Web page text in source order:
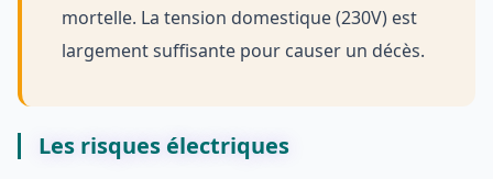
mortelle. La tension domestique (230V) est
largement suffisante pour causer un décès.
Les risques électriques